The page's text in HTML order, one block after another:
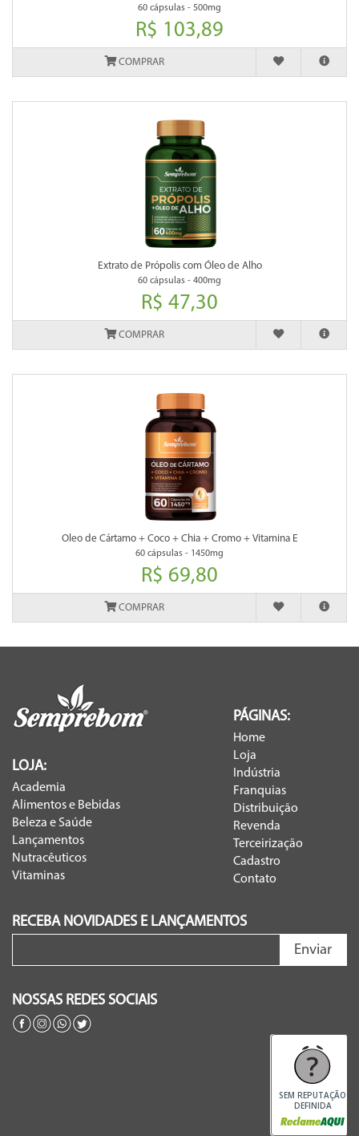
60 cápsulas - 500mg
R$ 103,89
COMPRAR
Extrato de Própolis com Óleo de Alho
60 cápsulas - 400mg
R$ 47,30
COMPRAR
Oleo de Cártamo + Coco + Chia + Cromo + Vitamina E
60 cápsulas - 1450mg
R$ 69,80
COMPRAR
PÁGINAS:
Home
Loja
Indústria
Franquias
Distribuição
Revenda
Terceirização
Cadastro
Contato
LOJA:
Academia
Alimentos e Bebidas
Beleza e Saúde
Lançamentos
Nutracêuticos
Vitaminas
RECEBA NOVIDADES E LANÇAMENTOS
Enviar
NOSSAS REDES SOCIAIS
SEM REPUTAÇÃO
DEFINIDA